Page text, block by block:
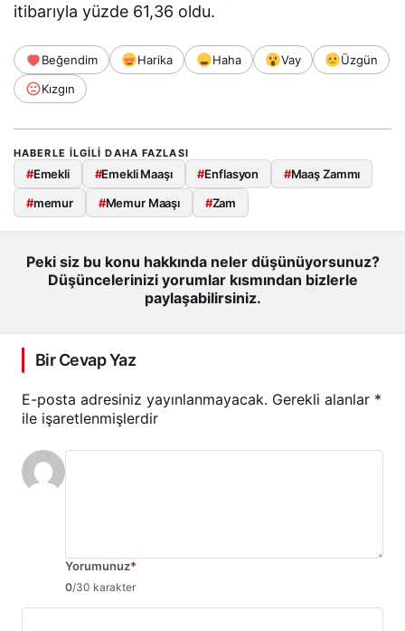
itibarıyla yüzde 61,36 oldu.
Beğendim Harika Haha Vay
Üzgün
Kızgın
HABERLE ILGILI DAHA FAZLASI
#Emekli #Emekli Maaşı #Enflasyon #Maaş Zammı
#memur #Memur Maaşı #Zam
Peki siz bu konu hakkında neler düşünüyorsunuz?
Düşüncelerinizi yorumlar kısmından bizlerle
paylaşabilirsiniz.
Bir Cevap Yaz
E-posta adresiniz yayınlanmayacak. Gerekli alanlar *
ile işaretlenmişlerdir
Yorumunuz*
0/30 karakter